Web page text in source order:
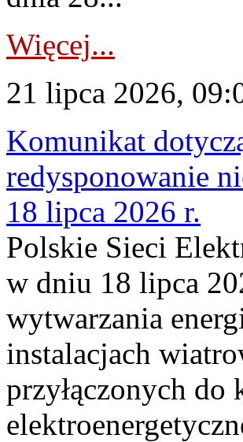
Więcej...
21 lipca 2026,
Komunikat
redysponowanie
18 lipca 2026 r.
Polskie Sieci
w dniu 18 lipca
wytwarzania
instalacjach
przyłączonych do